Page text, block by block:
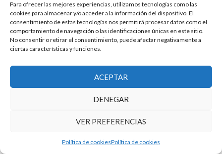
Para ofrecer las mejores experiencias, utilizamos tecnologías como las
cookies para almacenar y/o acceder a la información del dispositivo. El
consentimiento de estas tecnologías nos permitirá procesar datos como el
comportamiento de navegación o las identificaciones únicas en este sitio.
No consentir o retirar el consentimiento, puede afectar negativamente a
ciertas características y funciones.
ACEPTAR
DENEGAR
VER PREFERENCIAS
Política de cookiesPolítica de cookies
Genesis | Login
Cookies|Política de privacidad de datos
Copyright © 2025 ·Tema para economía públicaenGenesis Framework
·WordPress·Acceder